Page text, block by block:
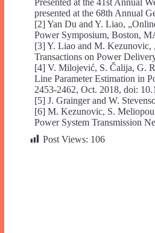
Presented at the 41st Annual
presented at the 68th Annual
[2] Yan Du and Y. Liao,
Power Symposium, Boston,
[3] Y. Liao and M. Kezunovic,
Transactions on Power
[4] V. Milojević, S. Čalija, G.
Line Parameter Estimation in
2453-2462, Oct. 2018, doi:
[5] J. Grainger and W.
[6] M. Kezunovic, S.
Power System Transmission
Post Views: 106